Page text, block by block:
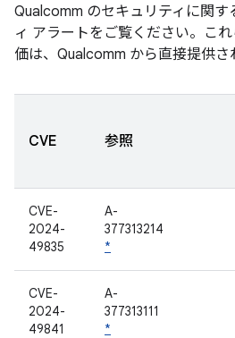
Qualcomm のセキュリティに関
ィ アラートをご覧ください。こ
価は、Qualcomm から直接提供さ
CVE 参照
CVE-
2024-
49835
A-
377313214
*
CVE-
2024-
49841
A-
377313111
*